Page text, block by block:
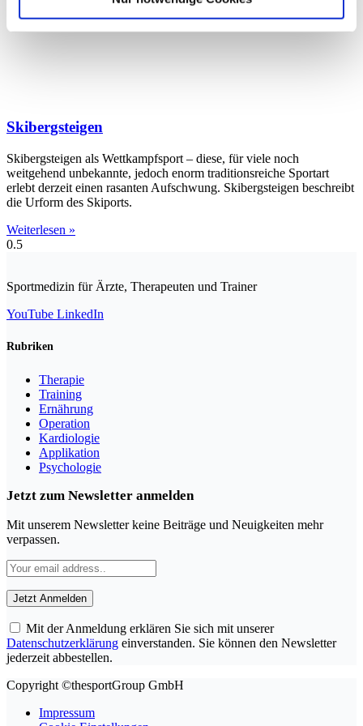
Skibergsteigen
Skibergsteigen als Wettkampfsport – diese, für viele noch
weitgehend unbekannte, jedoch enorm traditionsreiche Sportart
erlebt derzeit einen rasanten Aufschwung. Skibergsteigen beschreibt
die Urform des Skiports.
Weiterlesen »
Sportmedizin für Ärzte, Therapeuten und Trainer
YouTube LinkedIn
Rubriken
Therapie
Training
Ernährung
Operation
Kardiologie
Applikation
Psychologie
Jetzt zum Newsletter anmelden
Mit unserem Newsletter keine Beiträge und Neuigkeiten mehr
verpassen.
Mit der Anmeldung erklären Sie sich mit unserer
Datenschutzerklärung einverstanden. Sie können den Newsletter
jederzeit abbestellen.
Copyright ©thesportGroup GmbH
Impressum